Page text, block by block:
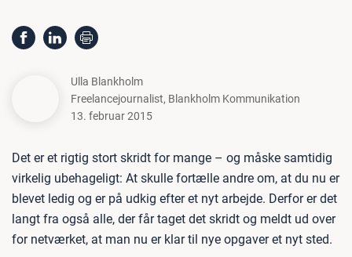
Ulla Blankholm
Freelancejournalist, Blankholm Kommunikation
13. februar 2015
Det er et rigtig stort skridt for mange – og måske samtidig
virkelig ubehageligt: At skulle fortælle andre om, at du nu er
blevet ledig og er på udkig efter et nyt arbejde. Derfor er det
langt fra også alle, der får taget det skridt og meldt ud over
for netværket, at man nu er klar til nye opgaver et nyt sted.